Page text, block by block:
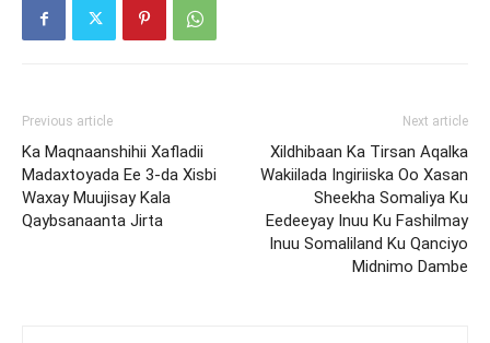
Previous article
Ka Maqnaanshihii Xafladii
Madaxtoyada Ee 3-da Xisbi
Waxay Muujisay Kala
Qaybsanaanta Jirta
Next article
Xildhibaan Ka Tirsan Aqalka
Wakiilada Ingiriiska Oo Xasan
Sheekha Somaliya Ku
Eedeeyay Inuu Ku Fashilmay
Inuu Somaliland Ku Qanciyo
Midnimo Dambe